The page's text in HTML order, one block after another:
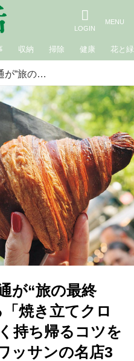
収納 掃除 健康 花と緑
渡仏歴30回のパリ通が“旅の最終日”に必ず持ち帰る「焼き立てクロワッサン」おいしく持ち帰るコツを伝授！愛するクロワッサンの名店3選も／エッセイスト・桜井かおりさん
が“旅の最終
焼き立てクロ
持ち帰るコツを
ッサンの名店3